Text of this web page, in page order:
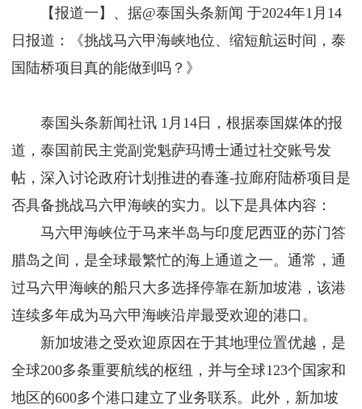
【报道一】、据@泰国头条新闻 于2024年1月14
日报道：《挑战马六甲海峡地位、缩短航运时间，泰
国陆桥项目真的能做到吗？》
泰国头条新闻社讯 1月14日，根据泰国媒体的报
道，泰国前民主党副党魁萨玛博士通过社交账号发
帖，深入讨论政府计划推进的春蓬-拉廊府陆桥项目是
否具备挑战马六甲海峡的实力。以下是具体内容：
马六甲海峡位于马来半岛与印度尼西亚的苏门答
腊岛之间，是全球最繁忙的海上通道之一。通常，通
过马六甲海峡的船只大多选择停靠在新加坡港，该港
连续多年成为马六甲海峡沿岸最受欢迎的港口。
新加坡港之受欢迎原因在于其地理位置优越，是
全球200多条重要航线的枢纽，并与全球123个国家和
地区的600多个港口建立了业务联系。此外，新加坡